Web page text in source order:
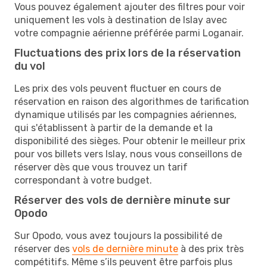
Vous pouvez également ajouter des filtres pour voir
uniquement les vols à destination de Islay avec
votre compagnie aérienne préférée parmi Loganair.
Fluctuations des prix lors de la réservation
du vol
Les prix des vols peuvent fluctuer en cours de
réservation en raison des algorithmes de tarification
dynamique utilisés par les compagnies aériennes,
qui s'établissent à partir de la demande et la
disponibilité des sièges. Pour obtenir le meilleur prix
pour vos billets vers Islay, nous vous conseillons de
réserver dès que vous trouvez un tarif
correspondant à votre budget.
Réserver des vols de dernière minute sur
Opodo
Sur Opodo, vous avez toujours la possibilité de
réserver des vols de dernière minute à des prix très
compétitifs. Même s’ils peuvent être parfois plus